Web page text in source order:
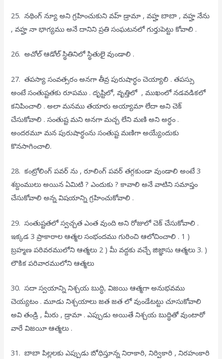
25. నథింగ్ న్యూ అని గ్రహించుకుని వహ్ డ్రామా , వహ్హ బాబా , వహ్హ నేను
, వహ్హ నా భాగ్యము అనే దానిని ప్రతి సంఘటనలో గుర్తుపెట్టు కోవాలి .
26. అచోల్ ఆడోల్ స్థితినిలో స్థితులై వుండాలి .
27. తపస్యా సంవత్సరం అనగా తీవ్ర పురుషార్ధం చెయ్యాలి . తపస్సు
అంటే సంతుష్టతకు రూపము . దృష్టిలో, వృత్తిలో , ముఖంలో నడవడికలో
కనిపించాలి . అలా మనము తయారు అయ్యామా లేదా అని చెక్
చేసుకోవాలి . సంతుష్ట మని అనగా మచ్చ లేని మణి అని అర్ధం .
అందరమూ మన పురుషార్ధంను సంతుష్ట మణిగా అయ్యేందుకు
కొనసాగించాలి.
28. కంట్రోలింగ్ పవర్ ను , రూలింగ్ పవర్ తగ్గకుండా వుండాలి అంటే 3
శబ్దంములు అయిన ఏమిటి ? ఎందుకు ? కావాలి అనే వాటిని సమాప్తం
చేసుకోవాలి అన్న విషయాన్ని గ్రహించుకోవాలి .
29. సంతుష్టతలో స్వచ్చత ఎంత వుంది అని రోజులో చెక్ చేసుకోవాలి .
ఇక్కడ 3 ప్రాకారాల ఆత్మల సంభందము గురించి ఆలోచించాలి . 1 )
బ్రహ్మణ పరివరములోని ఆత్మలు 2 ) మీ వద్దకు వచ్చే జిజ్ఞాసు ఆత్మలు 3. )
లౌకిక పరివారములోని ఆత్మలు
30. సదా స్వయాన్ని నిశ్చయ బుద్ధి, విజయి ఆత్మగా అనుభవము
చెయ్యటం . మూడు నిశ్చయాలు జత జత లో వుండేటట్టు చూసుకోవాలి
అవి తండ్రి , మీరు , డ్రామా . ఎప్పుడు అయితే నిశ్చయ బుద్ధితో వుంటారో
వారే విజయీ ఆత్మలు .
31. బాబా పిల్లలకు ఎప్పుడు బోధిస్తూన్న నిరాకారి, నిర్వికారి , నిరహంకారి